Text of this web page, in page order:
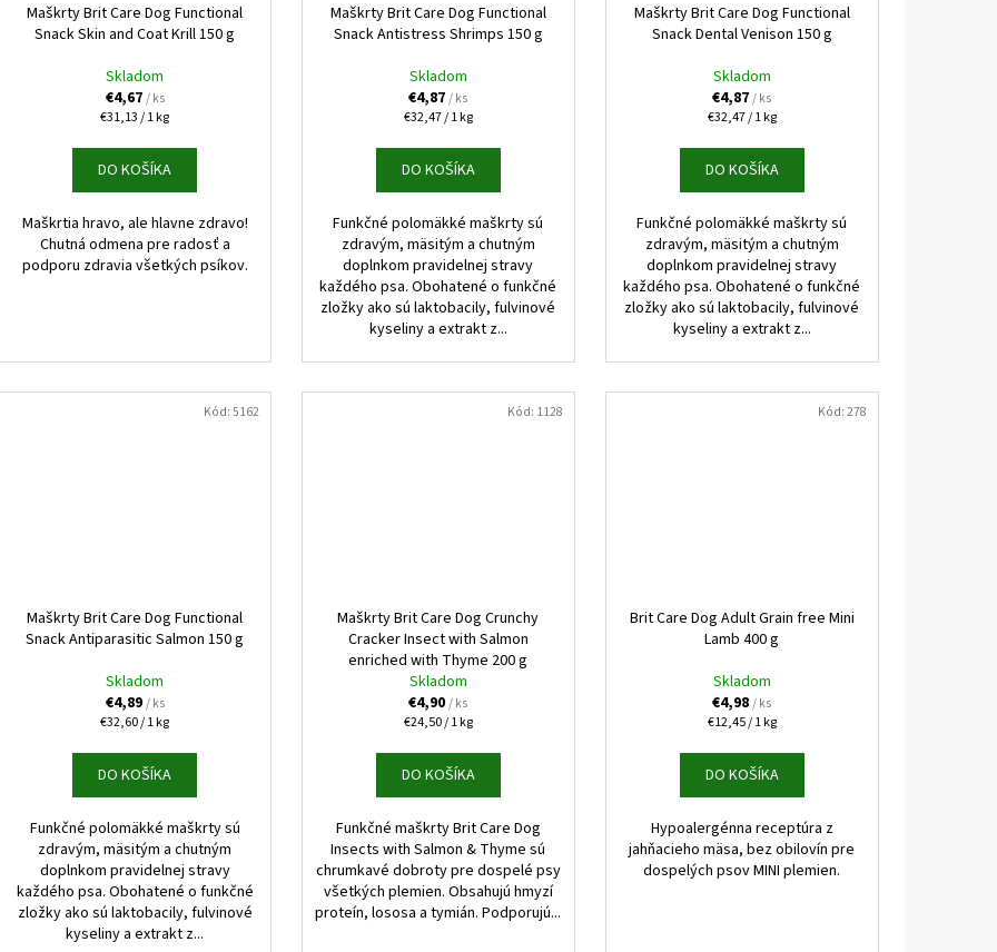
Maškrty Brit Care Dog Functional
Snack Skin and Coat Krill 150 g
Skladom
€4,67/ ks
Jednotková
€31,13 / 1 kg
DO KOŠÍKA
Maškrtia hravo, ale hlavne zdravo!
Chutná odmena pre radosť a
podporu zdravia všetkých psíkov.
Maškrty Brit Care Dog Functional
Snack Antistress Shrimps 150 g
Skladom
€4,87/ ks
Jednotková
€32,47 / 1 kg
DO KOŠÍKA
Funkčné polomäkké maškrty sú
zdravým, mäsitým a chutným
doplnkom pravidelnej stravy
každého psa. Obohatené o funkčné
zložky ako sú laktobacily, fulvinové
kyseliny a extrakt z...
Maškrty Brit Care Dog Functional
Snack Dental Venison 150 g
Skladom
€4,87/ ks
Jednotková
€32,47 / 1 kg
DO KOŠÍKA
Funkčné polomäkké maškrty sú
zdravým, mäsitým a chutným
doplnkom pravidelnej stravy
každého psa. Obohatené o funkčné
zložky ako sú laktobacily, fulvinové
kyseliny a extrakt z...
Maškrty Brit Care Dog Functional
Snack Antiparasitic Salmon 150 g
Skladom
€4,89/ ks
Jednotková
€32,60 / 1 kg
DO KOŠÍKA
Funkčné polomäkké maškrty sú
zdravým, mäsitým a chutným
doplnkom pravidelnej stravy
každého psa. Obohatené o funkčné
zložky ako sú laktobacily, fulvinové
kyseliny a extrakt z...
Kód:5162
Maškrty Brit Care Dog Crunchy
Cracker Insect with Salmon
enriched with Thyme 200 g
Skladom
€4,90/ ks
Jednotková
€24,50 / 1 kg
DO KOŠÍKA
Funkčné maškrty Brit Care Dog
Insects with Salmon & Thyme sú
chrumkavé dobroty pre dospelé psy
všetkých plemien. Obsahujú hmyzí
proteín, lososa a tymián. Podporujú...
Kód: 1128
Brit Care Dog Adult Grain free Mini
Lamb 400 g
Skladom
€4,98/ ks
Jednotková
€12,45 / 1 kg
DO KOŠÍKA
Hypoalergénna receptúra z
jahňacieho mäsa, bez obilovín pre
dospelých psov MINI plemien.
Kód:278